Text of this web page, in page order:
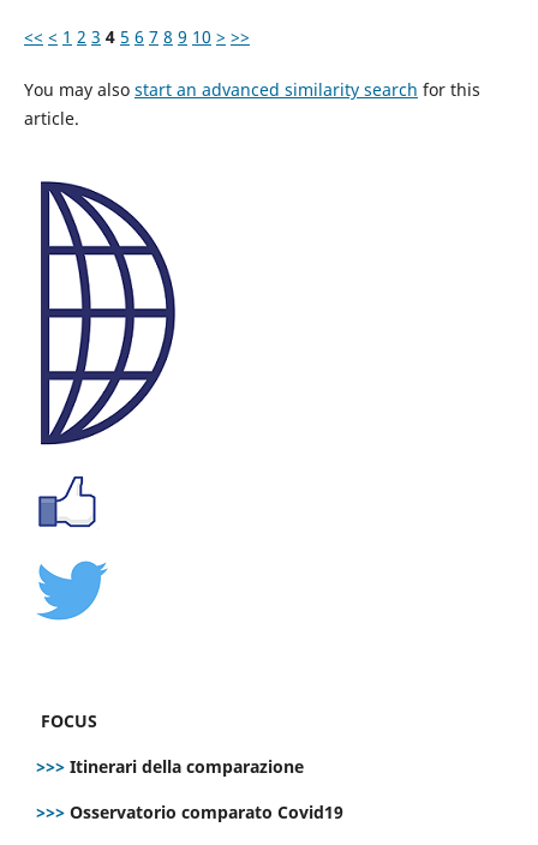
<< < 1 2 3 4 5 6 7 8 9 10 > >>
You may also start an advanced similarity search for this
article.
FOCUS
>>> Itinerari della comparazione
>>> Osservatorio comparato Covid19